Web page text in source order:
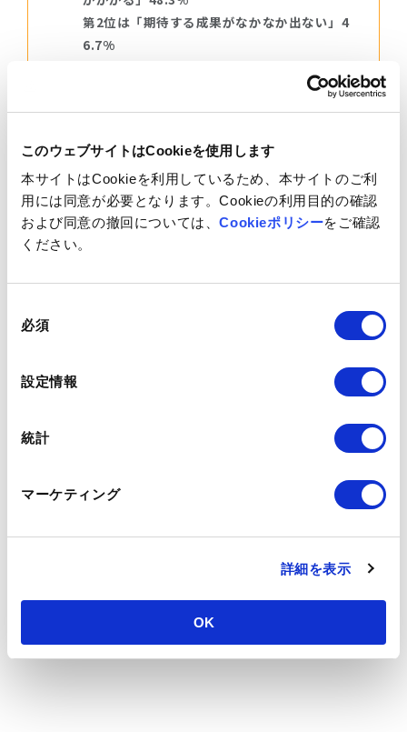
このウェブサイトはCookieを使用します
本サイトはCookieを利用しているため、本サイトのご利
用には同意が必要となります。Cookieの利用目的の確認
および同意の撤回については、Cookieポリシーをご確認
ください。
必須
設定情報
統計
マーケティング
詳細を表示
OK
第2位は「期待する成果がなかなか出ない」4
6.7%
パートナー乗換のポイント、「企画から施策
る」が最多